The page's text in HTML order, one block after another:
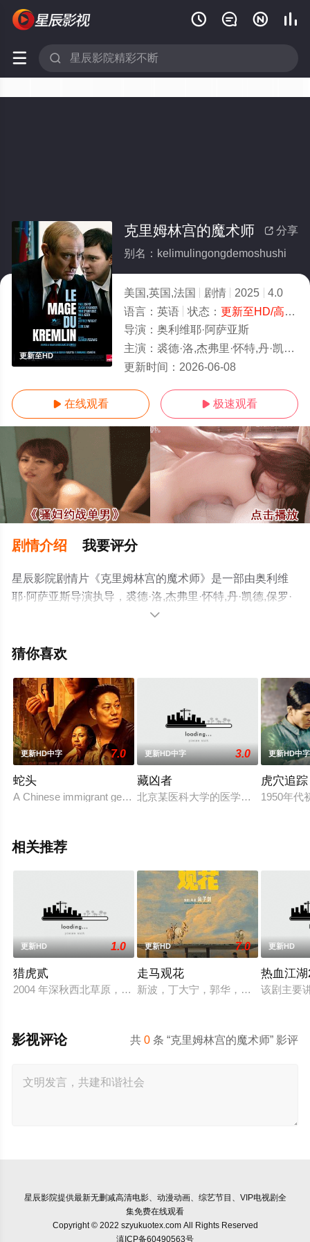
   
 
更新至HD
 分享
克里姆林宫的魔术师
别名：kelimulingongdemoshushi
美国,英国,法国 剧情 2025
4.0
语言： 英语 状态： 更新至HD/高清
导演： 奥利维耶·阿萨亚斯
主演： 裘德·洛,杰弗里·怀特,丹·凯德,保罗·达诺,汤姆·斯图里奇,威尔·基恩,艾丽西亚·维坎德,安德瑞斯·凯
更新时间： 2026-06-08
 在线观看  极速观看
剧情介绍 我要评分
星辰影院剧情片《克里姆林宫的魔术师》是一部由奥利维
耶·阿萨亚斯导演执导，裘德·洛,杰弗里·怀特,丹·凯德,保罗·
达诺,汤姆·斯图里奇,威尔·基恩,艾丽西亚·维坎德,安德瑞斯·
逊,Sergey·Podymin,Magne-H?vard·Brekke,Anastasia·Sut
高清未删减完整版电影大全就上星辰影视，更多相关信息
可移步至豆瓣电影、电视猫或剧情网等平台了解。

猜你喜欢
更新HD中字 7.0
蛇头
A Chinese immigrant get caught up in an intern
更新HD中字 3.0
藏凶者
北京某医科大学的医学博士生董秋雯
更新HD中字
虎穴追踪
1950年代
相关推荐
更新HD 1.0
猎虎贰
2004 年深秋西北草原，假交警截停铜矿押运车，炸药破箱、两
更新HD 7.0
走马观花
新波，丁大宁，郭华，程一木他们毕
更新HD
热血江湖
该剧主要
共0 条 “克里姆林宫的魔术师” 影评
影视评论
星辰影院提供最新无删减高清电影、动漫动画、综艺节目、VIP电视剧全
集免费在线观看
Copyright © 2022 szyukuotex.com All Rights Reserved
滇ICP备60490563号